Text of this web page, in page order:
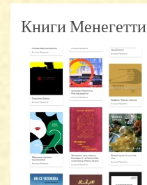
Книги Менегетти